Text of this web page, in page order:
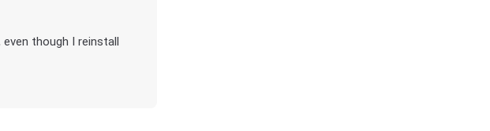
though I reinstall